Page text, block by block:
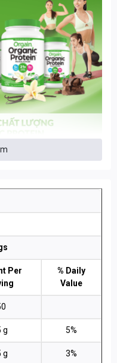
Per
% Daily
Value
g 5%
g 3%